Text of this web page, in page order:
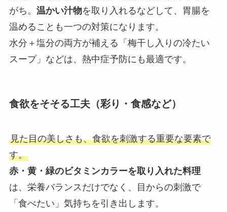
がち。 温かい汁物を取り入れるなどして、胃腸を
温めることも一つの対策になります。
水分＋塩分の両方が補える「梅干し入りの冷たい
スープ」などは、熱中症予防にも最適です。
食欲をそそる工夫（彩り・食感など）
見た目の美しさも、食欲を刺激する重要な要素で
す。
赤・黄・緑のビタミンカラーを取り入れた料理
は、栄養バランスだけでなく、目からの刺激で
「食べたい」気持ちを引き出します。